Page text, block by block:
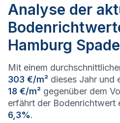
Analyse der
Hamburg
Mit einem
303 €/m² dieses Jahr und
18 €/m² gegenüber dem
erfährt der Bodenrichtwert
6,3%.